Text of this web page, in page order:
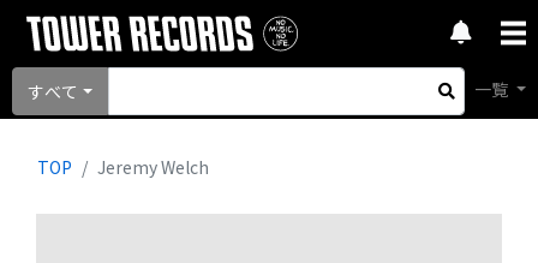
すべて 一覧
TOP Jeremy Welch